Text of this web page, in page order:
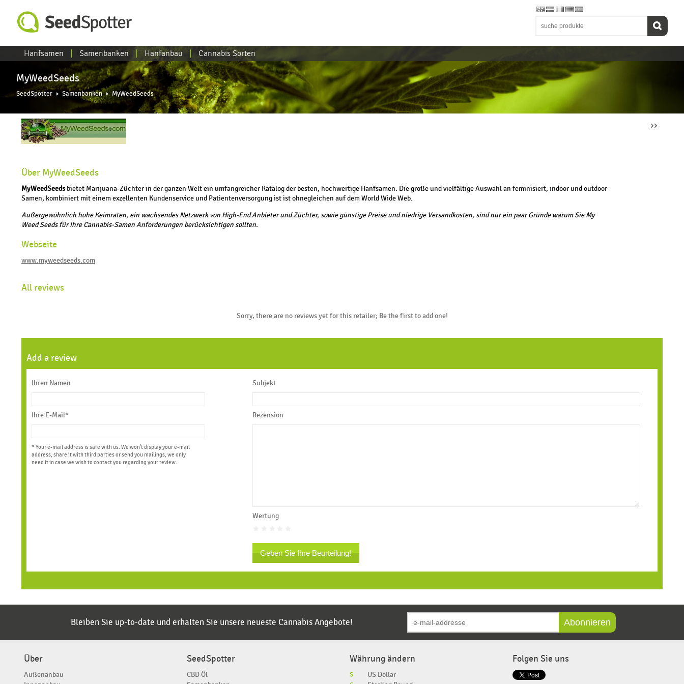
Hanfsamen Samenbanken Hanfanbau Cannabis Sorten
MyWeedSeeds
SeedSpotter Samenbanken MyWeedSeeds
››
Über MyWeedSeeds
MyWeedSeeds bietet Marijuana-Züchter in der ganzen Welt ein umfangreicher Katalog der besten, hochwertige Hanfsamen. Die große und vielfältige Auswahl an feminisiert, indoor und outdoor
Samen, kombiniert mit einem exzellenten Kundenservice und Patientenversorgung ist ist ohnegleichen auf dem World Wide Web.
Außergewöhnlich hohe Keimraten, ein wachsendes Netzwerk von High-End Anbieter und Züchter, sowie günstige Preise und niedrige Versandkosten, sind nur ein paar Gründe warum Sie My
Weed Seeds für Ihre Cannabis-Samen Anforderungen berücksichtigen sollten.
Webseite
www.myweedseeds.com
All reviews
Sorry, there are no reviews yet for this retailer; Be the first to add one!
Add a review
Ihren Namen
Ihre E-Mail*
* Your e-mail address is safe with us. We won't display your e-mail
address, share it with third parties or send you mailings, we only
need it in case we wish to contact you regarding your review.
Subjekt
Rezension
Wertung
Geben Sie Ihre Beurteilung!
Bleiben Sie up-to-date und erhalten Sie unsere neueste Cannabis Angebote! Abonnieren
Über
Außenanbau
SeedSpotter
CBD Öl
Währung ändern
$
US Dollar
Folgen Sie uns